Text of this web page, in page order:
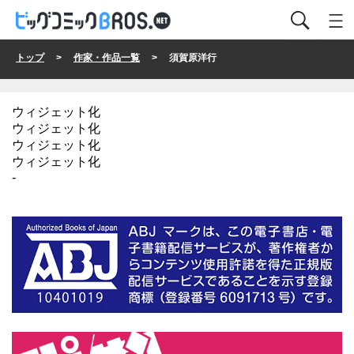
トップ> 作家・作品一覧 > 須賀原洋行
ウィジェット化
ウィジェット化
ウィジェット化
ウィジェット化
-